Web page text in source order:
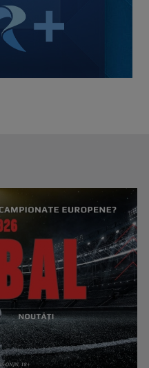
TVR Sport transmite
și finalele
de la Varese